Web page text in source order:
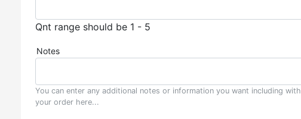
Qnt range should be 1 - 5
Notes
You can enter any additional notes or information you want including with
your order here...